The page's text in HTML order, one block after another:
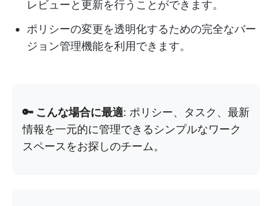
レビューと更新を行うことができます。
ポリシーの変更を透明化するための完全なバー
ジョン管理機能を利用できます。
🔑 こんな場合に最適: ポリシー、タスク、最新
情報を一元的に管理できるシンプルなワーク
スペースをお探しのチーム。